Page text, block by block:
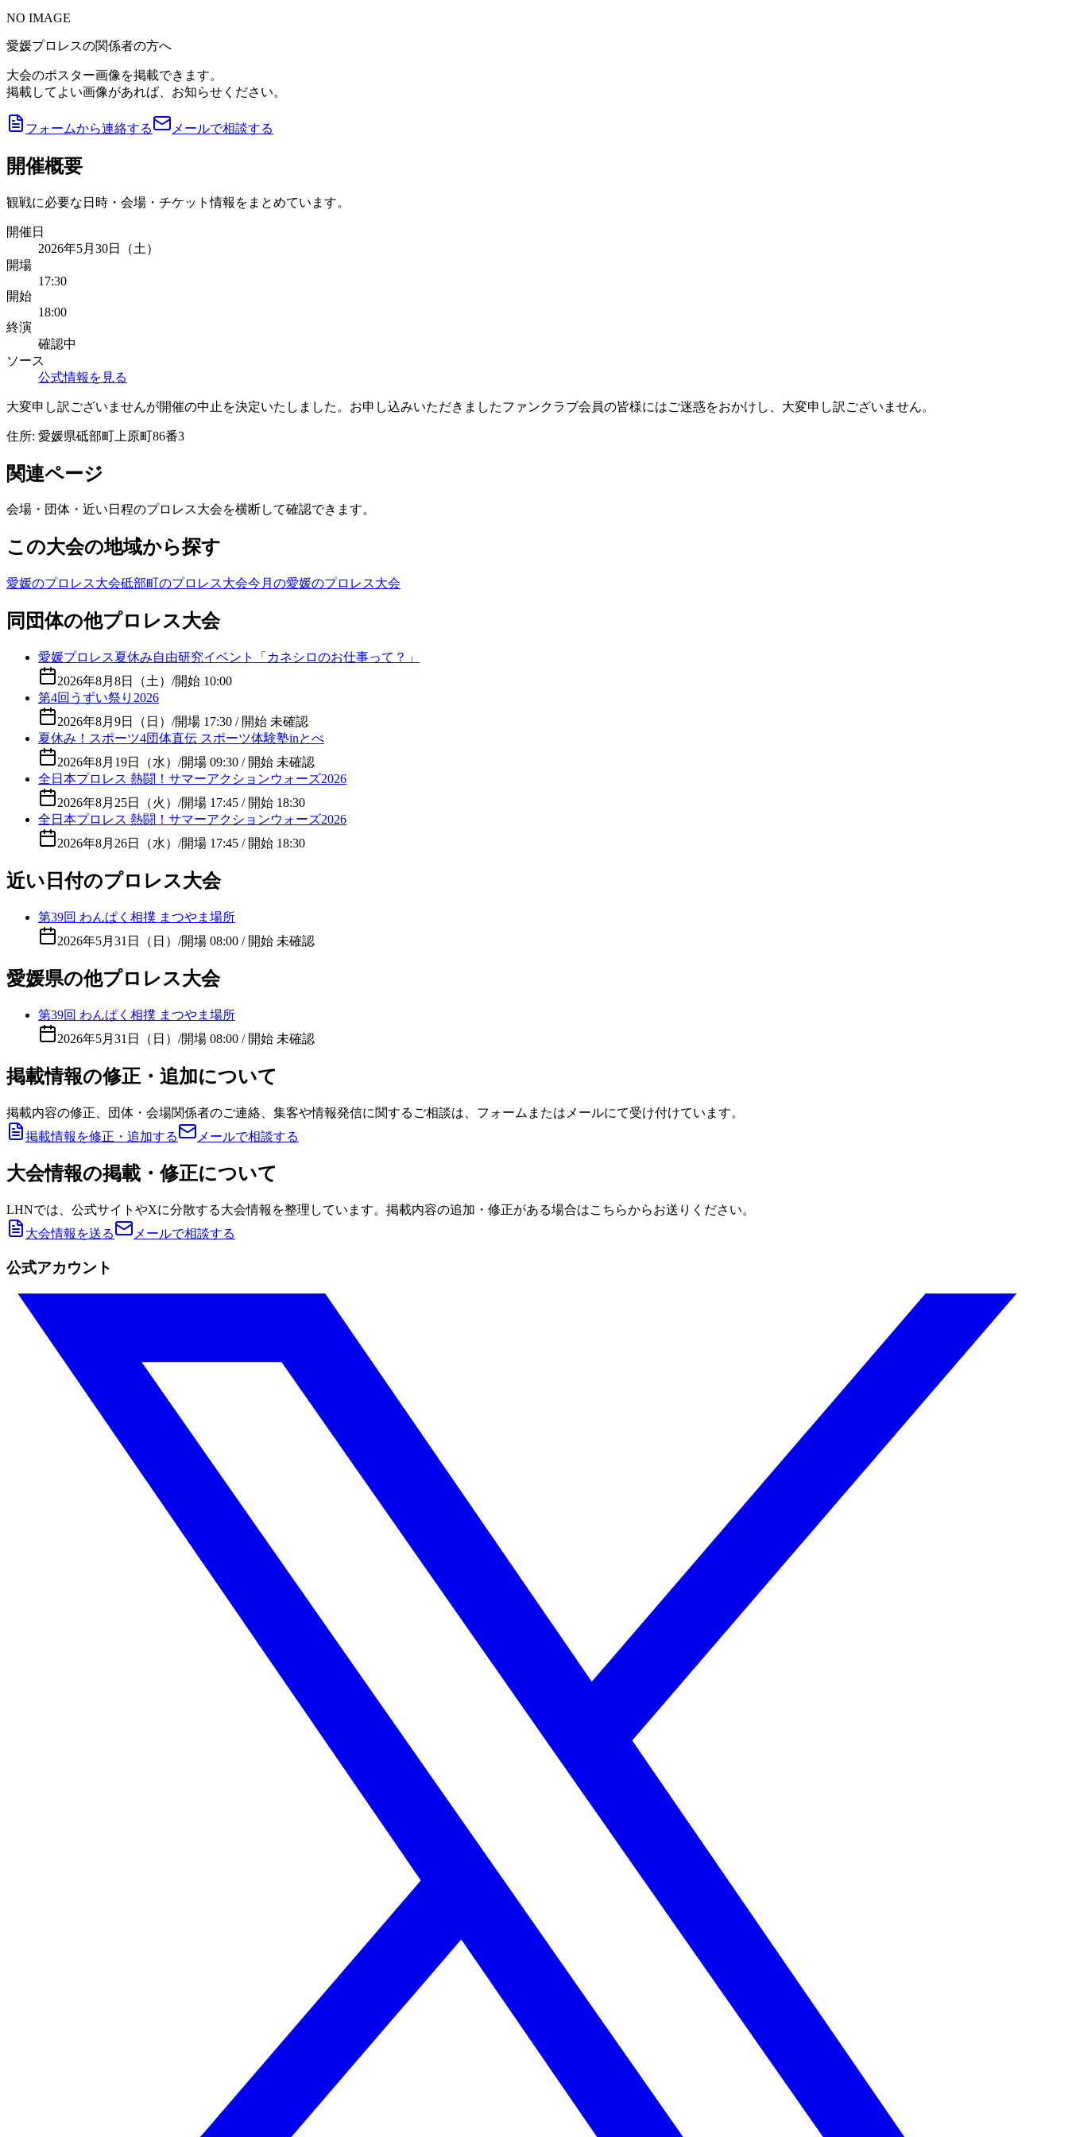
NO IMAGE
愛媛プロレスの関係者の方へ
大会のポスター画像を掲載できます。
掲載してよい画像があれば、お知らせください。
フォームから連絡する メールで相談する
開催概要
観戦に必要な日時・会場・チケット情報をまとめています。
開催日
2026年5月30日（土）
開場
17:30
開始
18:00
終演
確認中
ソース
公式情報を見る
大変申し訳ございませんが開催の中止を決定いたしました。お申し込みいただきましたファンクラブ会員の皆様にはご迷惑をおかけし、大変申し訳ございません。
住所: 愛媛県砥部町上原町86番3
関連ページ
会場・団体・近い日程のプロレス大会を横断して確認できます。
この大会の地域から探す
愛媛のプロレス大会砥部町のプロレス大会今月の愛媛のプロレス大会
同団体の他プロレス大会
愛媛プロレス夏休み自由研究イベント「カネシロのお仕事って？」
2026年8月8日（土） /開始 10:00
第4回うずい祭り2026
2026年8月9日（日） /開場 17:30 / 開始 未確認
夏休み！スポーツ4団体直伝 スポーツ体験塾inとべ
2026年8月19日（水） /開場 09:30 / 開始 未確認
全日本プロレス 熱闘！サマーアクションウォーズ2026
2026年8月25日（火） /開場 17:45 / 開始 18:30
全日本プロレス 熱闘！サマーアクションウォーズ2026
2026年8月26日（水） /開場 17:45 / 開始 18:30
近い日付のプロレス大会
第39回 わんぱく相撲 まつやま場所
2026年5月31日（日） /開場 08:00 / 開始 未確認
愛媛県の他プロレス大会
第39回 わんぱく相撲 まつやま場所
2026年5月31日（日） /開場 08:00 / 開始 未確認
掲載情報の修正・追加について
掲載内容の修正、団体・会場関係者のご連絡、集客や情報発信に関するご相談は、フォームまたはメールにて受け付けています。
掲載情報を修正・追加する
メールで相談する
大会情報の掲載・修正について
LHNでは、公式サイトやXに分散する大会情報を整理しています。掲載内容の追加・修正がある場合はこちらからお送りください。
大会情報を送る
メールで相談する
公式アカウント